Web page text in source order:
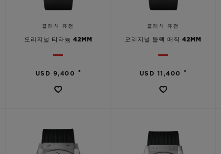
클래식 퓨전
오리지널 티타늄 42MM
USD 9,400 •
클래식 퓨전
오리지널 블랙 매직 42MM
USD 11,400 •